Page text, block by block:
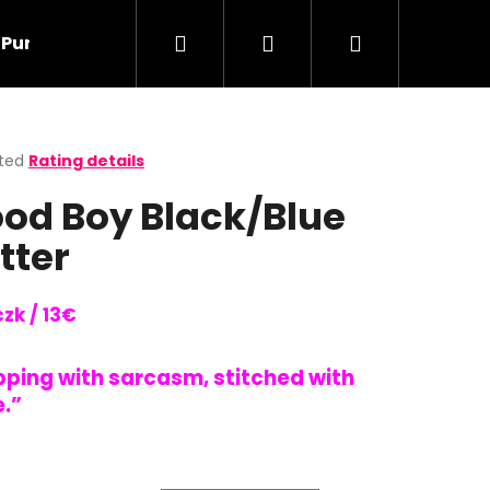
(Clearence) Oops Collection
Search Login Shopping
Rating details
Boy Black/Blue
/ 13€
with sarcasm, stitched with